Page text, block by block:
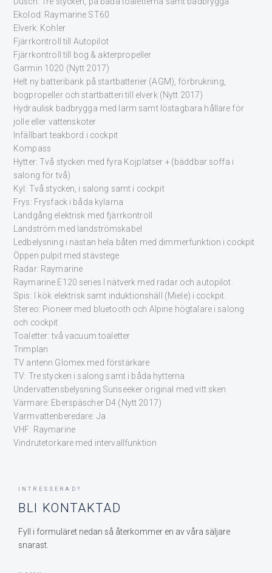
Ekolod: Raymarine ST60
Elverk: Kohler
Fjärrkontroll till Autopilot
Fjärrkontroll till bog & akterpropeller
Garmin 1020 (Nytt 2017)
Helt ny batteribank på startbatterier (AGM), förbrukning,
bogpropeller och startbatteri till elverk (Nytt 2017)
Hydraulisk badbrygga med larm samt löstagbara hållare för
jolle eller vattenskoter
Infällbart teakbord i cockpit
Kompass
Hytter: Två stycken med fyra Kojplatser + (bäddbar soffa i
salong för två)
Kyl: Två stycken, i salong samt i cockpit
Frys: Frysfack i båda kylarna
Landgång elektrisk med fjärrkontroll
Landström med landströmskabel
Ledbelysning i nästan hela båten med dimmerfunktion i cockpit
Öppen pulpit med stävstege
Radar: Raymarine
Raymarine E120 series I nätverk med radar och autopilot.
Spis: I kök elektrisk samt induktionshäll (Miele) i cockpit.
Stereo: Pioneer med bluetooth och Alpine högtalare i salong
och cockpit
Toaletter: två vacuum toaletter
Trimplan
TV antenn Glomex med förstärkare
TV: Tre stycken i salong samt i båda hytterna
Undervattensbelysning Sunseeker original med vitt sken
Värmare: Eberspäscher D4 (Nytt 2017)
Varmvattenberedare: Ja
VHF: Raymarine
Vindrutetorkare med intervallfunktion
INTRESSERAD?
BLI KONTAKTAD
Fyll i formuläret nedan så återkommer en av våra säljare
snarast.